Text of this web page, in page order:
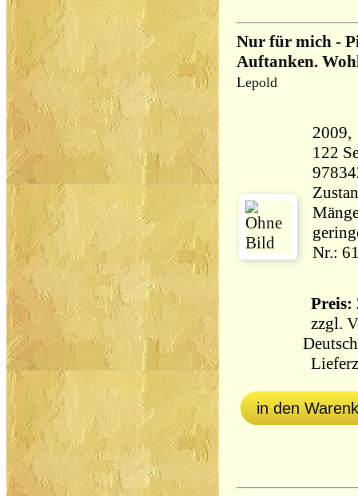
Nur für mich -
Auftanken.
Lepold
122 Seiten
Nr.:
Preis:
zzgl.
in den